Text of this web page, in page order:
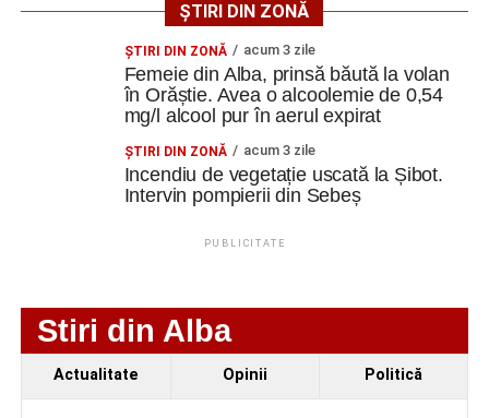
și pus în valoare, cu respectarea soluțiilor tehnice ce vor fi
stabilite în cadrul proiectului.
Spații pentru cultură, educație
și evenimente
Prin această investiție, autoritățile locale își propun să
destinat organizării de activități culturale, expoziții,
ateliere și evenimente educaționale.
Proiectul prevede restaurarea elementelor arhitecturale
ȘTIRI DIN ZONĂ
ŞTIRI DIN ZONĂ acum 3 zile
Femeie din Alba, prinsă băută la volan
în Orăștie. Avea o alcoolemie de 0,54
mg/l alcool pur în aerul expirat
ŞTIRI DIN ZONĂ acum 3 zile
Incendiu de vegetație uscată la Șibot.
Intervin pompierii din Sebeș
PUBLICITATE
Stiri din Alba
Actualitate Opinii Politică